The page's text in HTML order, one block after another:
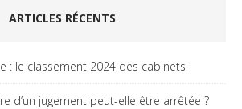
ARTICLES RÉCENTS
: le classement 2024 des cabinets
d’un jugement peut-elle être arrêtée ?